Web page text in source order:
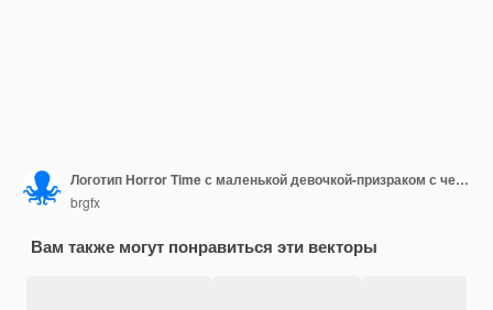
Логотип Horror Time с маленькой девочкой-призраком с черными глазами
brgfx
Вам также могут понравиться эти векторы